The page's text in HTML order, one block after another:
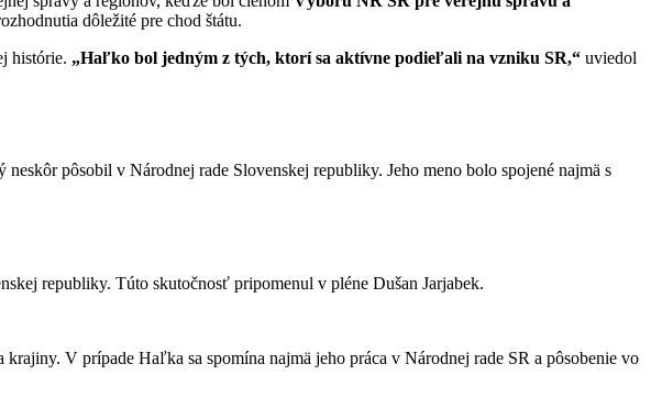
dôležité pre chod štátu.
histórie. „Haľko bol jedným z tých, ktorí sa aktívne podieľali na vzniku SR,“ uviedol
pôsobil v Národnej rade Slovenskej republiky. Jeho meno bolo spojené najmä s
republiky. Túto skutočnosť pripomenul v pléne Dušan Jarjabek.
V prípade Haľka sa spomína najmä jeho práca v Národnej rade SR a pôsobenie vo